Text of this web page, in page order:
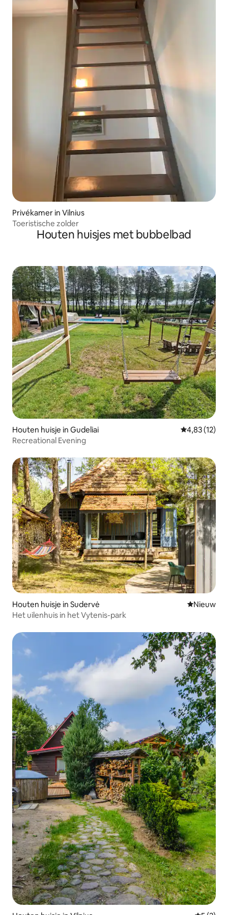
Privékamer in Vilnius
Toeristische zolder
Houten huisjes met bubbelbad
Houten huisje in Gudeliai Gemiddelde
4,83 (12)
Recreational Evening
Houten huisje in Sudervė Nieuwe
Nieuw
Het uilenhuis in het Vytenis-park